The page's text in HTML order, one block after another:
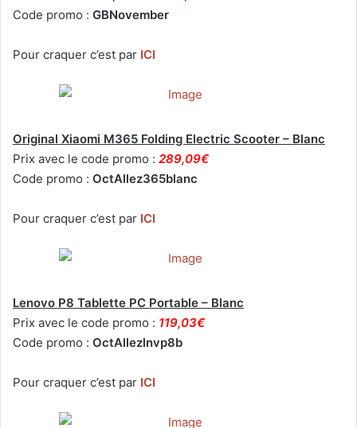
Code promo : GBNovember
Pour craquer c’est par ICI
Original Xiaomi M365 Folding Electric Scooter – Blanc
Prix avec le code promo : 289,09€
Code promo : OctAllez365blanc
Pour craquer c’est par ICI
Lenovo P8 Tablette PC Portable – Blanc
Prix avec le code promo : 119,03€
Code promo : OctAllezlnvp8b
Pour craquer c’est par ICI